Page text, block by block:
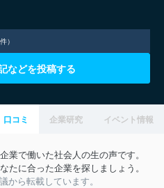
件）
などを投稿する
口コミ 企業研究 イベント情報
業で働いた社会人の生の声です。
たに合った企業を探しましょう。
から転載しています。